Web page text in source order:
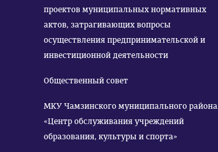
проектов муниципальных нормативных
актов, затрагивающих вопросы
осуществления предпринимательской и
инвестиционной деятельности
Общественный совет
МКУ Чамзинского муниципального района
«Центр обслуживания учреждений
образования, культуры и спорта»